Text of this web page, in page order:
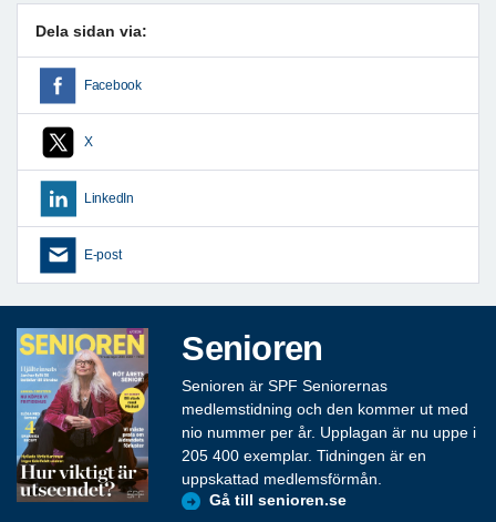
Dela sidan via:
Facebook
X
LinkedIn
E-post
Senioren
Senioren är SPF Seniorernas
medlemstidning och den kommer ut med
nio nummer per år. Upplagan är nu uppe i
205 400 exemplar. Tidningen är en
uppskattad medlemsförmån.
Gå till senioren.se